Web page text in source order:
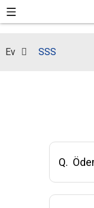
Ev SSS
Q.